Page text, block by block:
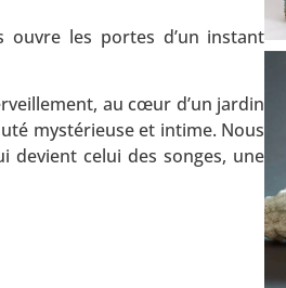
ouvre les portes d’un instant
au cœur d’un jardin
mystérieuse et intime. Nous
devient celui des songes, une